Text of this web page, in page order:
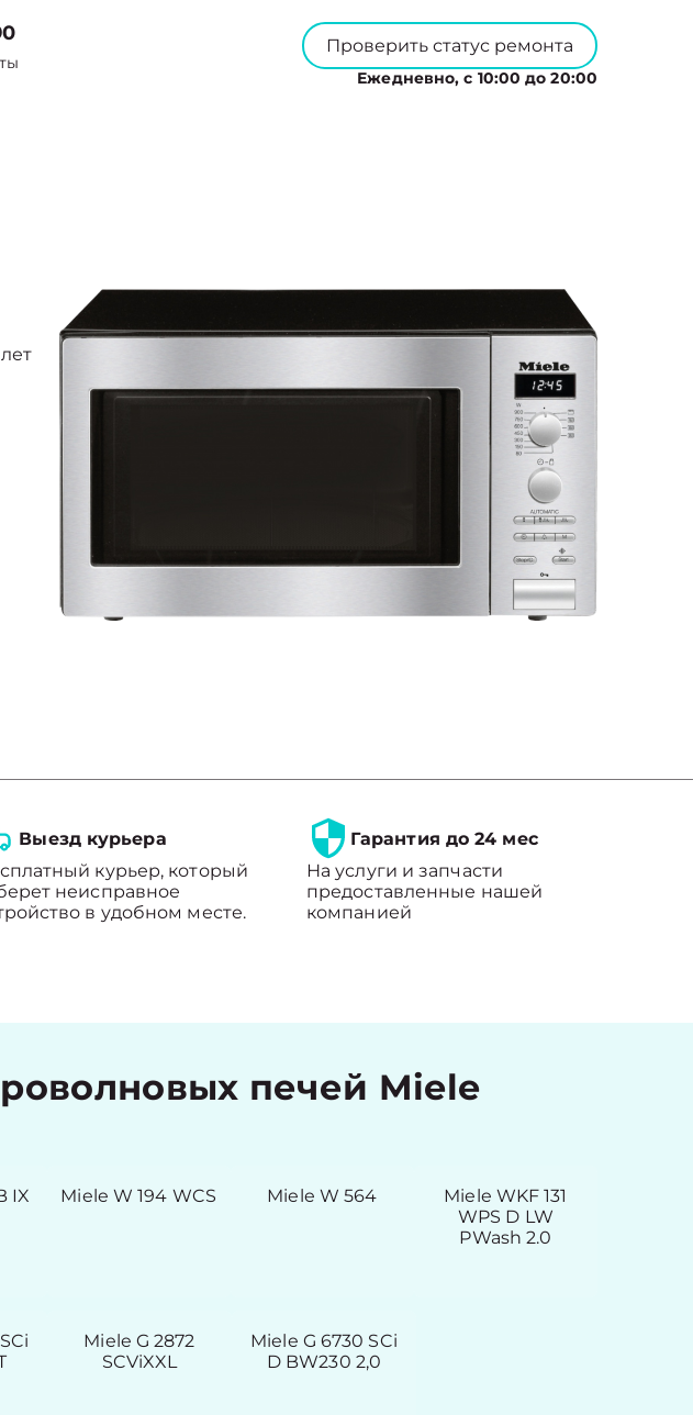
Проверить статус ремонта
Ежедневно, с 10:00 до 20:00
Выезд курьера
курьер, который
неисправное
в удобном месте.
Гарантия до 24 мес
На услуги и запчасти
предоставленные нашей
компанией
печей Miele
IX Miele W 194 WCS Miele W 564
Miele WKF 131
WPS D LW
PWash 2.0
Miele G 2872
SCViXXL
Miele G 6730 SCi
D BW230 2,0